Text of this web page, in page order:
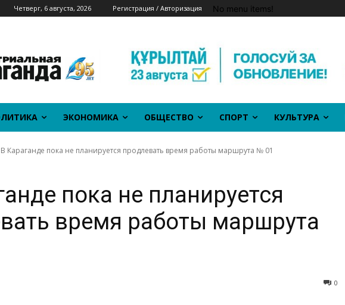
Четверг, 6 августа, 2026 Регистрация / Авторизация No menu items!
ЭКОНОМИКА ОБЩЕСТВО СПОРТ КУЛЬТУРА
В Караганде пока не планируется продлевать время работы маршрута № 01
пока не планируется
время работы маршрута
0